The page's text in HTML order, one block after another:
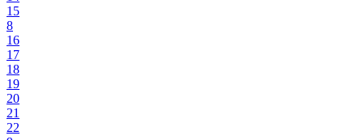
15
8
16
17
18
19
20
21
22